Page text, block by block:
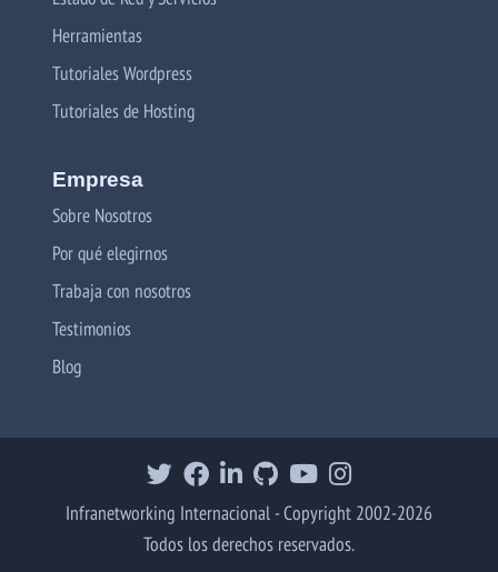
Herramientas
Tutoriales Wordpress
Tutoriales de Hosting
Empresa
Sobre Nosotros
Por qué elegirnos
Trabaja con nosotros
Testimonios
Blog
Infranetworking Internacional - Copyright 2002-2026
Todos los derechos reservados.